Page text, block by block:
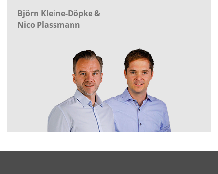
Björn Kleine-Döpke &
Nico Plassmann